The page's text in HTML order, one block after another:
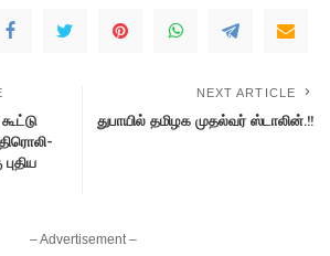
NEXT ARTICLE
துபாயில் தமிழக முதல்வர் ஸ்டாலின்.!!
– Advertisement –